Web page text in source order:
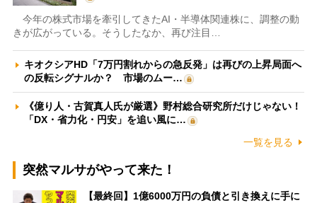
今年の株式市場を牽引してきたAI・半導体関連株に、調整の動
きが広がっている。そうしたなか、再び注目…
キオクシアHD「7万円割れからの急反発」は再びの上昇局面へ
の反転シグナルか？ 市場のムー…
《億り人・古賀真人氏が厳選》野村総合研究所だけじゃない！
「DX・省力化・円安」を追い風に…
一覧を見る
突然マルサがやって来た！
【最終回】1億6000万円の負債と引き換えに手に